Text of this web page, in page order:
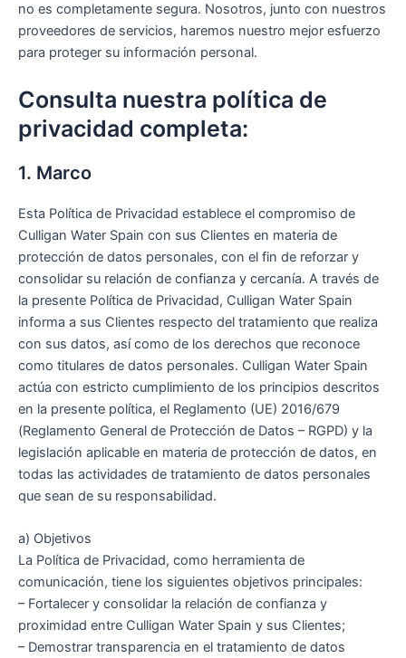
no es completamente segura. Nosotros, junto con nuestros
proveedores de servicios, haremos nuestro mejor esfuerzo
para proteger su información personal.
Consulta nuestra política de
privacidad completa:
1. Marco
Esta Política de Privacidad establece el compromiso de
Culligan Water Spain con sus Clientes en materia de
protección de datos personales, con el fin de reforzar y
consolidar su relación de confianza y cercanía. A través de
la presente Política de Privacidad, Culligan Water Spain
informa a sus Clientes respecto del tratamiento que realiza
con sus datos, así como de los derechos que reconoce
como titulares de datos personales. Culligan Water Spain
actúa con estricto cumplimiento de los principios descritos
en la presente política, el Reglamento (UE) 2016/679
(Reglamento General de Protección de Datos – RGPD) y la
legislación aplicable en materia de protección de datos, en
todas las actividades de tratamiento de datos personales
que sean de su responsabilidad.
a) Objetivos
La Política de Privacidad, como herramienta de
comunicación, tiene los siguientes objetivos principales:
– Fortalecer y consolidar la relación de confianza y
proximidad entre Culligan Water Spain y sus Clientes;
– Demostrar transparencia en el tratamiento de datos